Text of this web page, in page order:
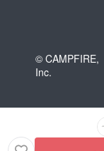
© CAMPFIRE,
Inc.